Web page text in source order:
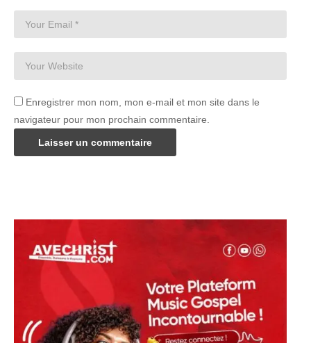
Enregistrer mon nom, mon e-mail et mon site dans le
navigateur pour mon prochain commentaire.